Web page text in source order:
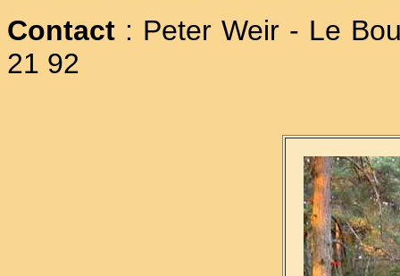
Contact : Peter Weir - Le
21 92